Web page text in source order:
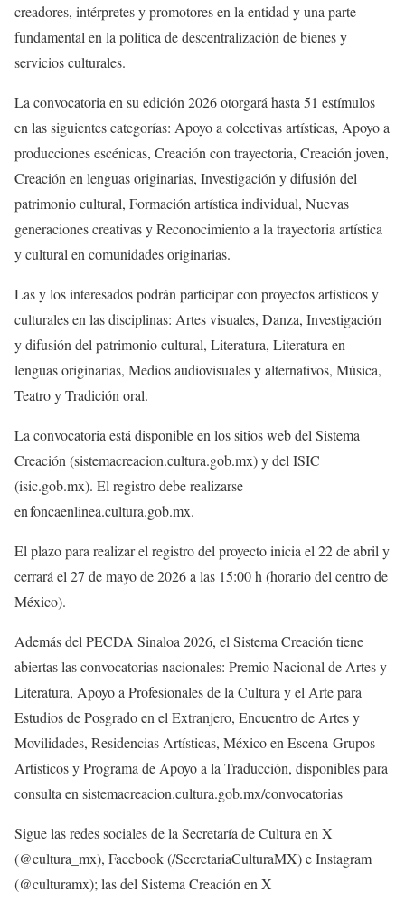
creadores, intérpretes y promotores en la entidad y una parte
fundamental en la política de descentralización de bienes y
servicios culturales.
La convocatoria en su edición 2026 otorgará hasta 51 estímulos
en las siguientes categorías: Apoyo a colectivas artísticas, Apoyo a
producciones escénicas, Creación con trayectoria, Creación joven,
Creación en lenguas originarias, Investigación y difusión del
patrimonio cultural, Formación artística individual, Nuevas
generaciones creativas y Reconocimiento a la trayectoria artística
y cultural en comunidades originarias.
Las y los interesados podrán participar con proyectos artísticos y
culturales en las disciplinas: Artes visuales, Danza, Investigación
y difusión del patrimonio cultural, Literatura, Literatura en
lenguas originarias, Medios audiovisuales y alternativos, Música,
Teatro y Tradición oral.
La convocatoria está disponible en los sitios web del Sistema
Creación (sistemacreacion.cultura.gob.mx) y del ISIC
(isic.gob.mx). El registro debe realizarse
en foncaenlinea.cultura.gob.mx.
El plazo para realizar el registro del proyecto inicia el 22 de abril y
cerrará el 27 de mayo de 2026 a las 15:00 h (horario del centro de
México).
Además del PECDA Sinaloa 2026, el Sistema Creación tiene
abiertas las convocatorias nacionales: Premio Nacional de Artes y
Literatura, Apoyo a Profesionales de la Cultura y el Arte para
Estudios de Posgrado en el Extranjero, Encuentro de Artes y
Movilidades, Residencias Artísticas, México en Escena-Grupos
Artísticos y Programa de Apoyo a la Traducción, disponibles para
consulta en sistemacreacion.cultura.gob.mx/convocatorias
Sigue las redes sociales de la Secretaría de Cultura en X
(@cultura_mx), Facebook (/SecretariaCulturaMX) e Instagram
(@culturamx); las del Sistema Creación en X